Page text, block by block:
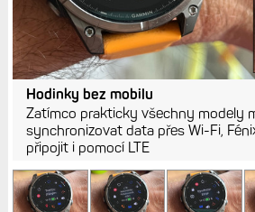
Hodinky bez mobilu
Zatímco prakticky všechny modely
synchronizovat data přes Wi-Fi,
připojit i pomocí LTE